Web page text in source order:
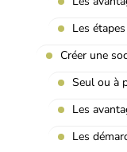
Les
Créer une
Seul ou à
Les
Les